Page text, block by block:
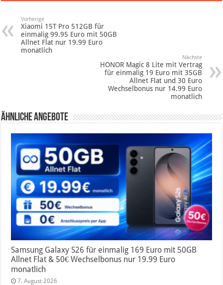
Vorherige
Xiaomi 15T Pro 512GB für
einmalig 99.95 Euro mit 50GB
Allnet Flat nur 19.99 Euro
monatlich
Nächste
HONOR Magic 8 Lite mit Vertrag
für einmalig 19 Euro mit 35GB
Allnet Flat und 30 Euro
Wechselbonus nur 14.99 Euro
monatlich
Ähnliche Angebote
Samsung Galaxy S26 für einmalig 169 Euro mit 50GB
Allnet Flat & 50€ Wechselbonus nur 19.99 Euro
monatlich
7. August 2026